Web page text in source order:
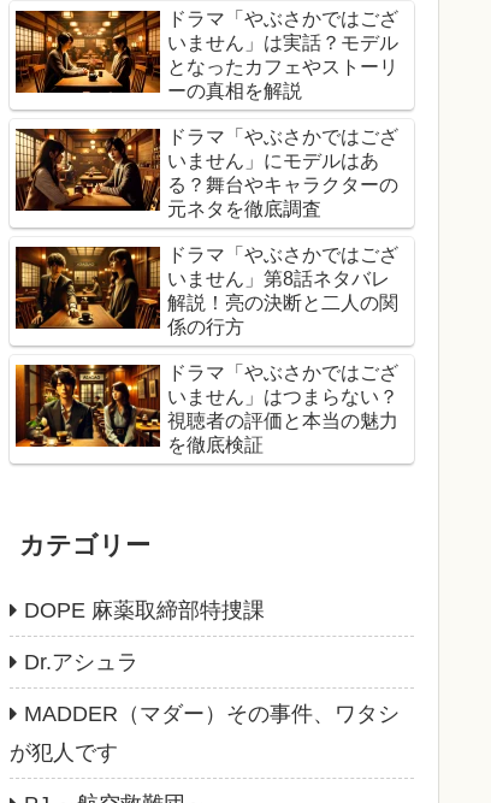
ドラマ「やぶさかではござ
いません」は実話？モデル
となったカフェやストーリ
ーの真相を解説
ドラマ「やぶさかではござ
いません」にモデルはあ
る？舞台やキャラクターの
元ネタを徹底調査
ドラマ「やぶさかではござ
いません」第8話ネタバレ
解説！亮の決断と二人の関
係の行方
ドラマ「やぶさかではござ
いません」はつまらない？
視聴者の評価と本当の魅力
を徹底検証
カテゴリー
DOPE 麻薬取締部特捜課
Dr.アシュラ
MADDER（マダー）その事件、ワタシ
が犯人です